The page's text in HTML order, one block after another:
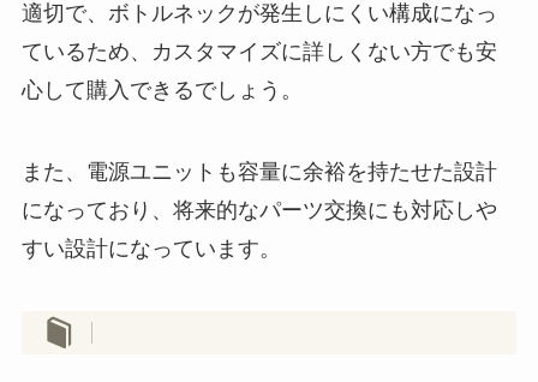
適切で、ボトルネックが発生しにくい構成になっ
ているため、カスタマイズに詳しくない方でも安
心して購入できるでしょう。
また、電源ユニットも容量に余裕を持たせた設計
になっており、将来的なパーツ交換にも対応しや
すい設計になっています。